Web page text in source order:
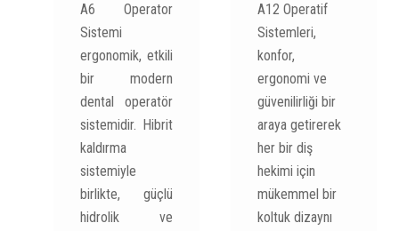
A6 Operator
Sistemi
ergonomik, etkili
bir modern
dental operatör
sistemidir. Hibrit
kaldırma
sistemiyle
birlikte, güçlü
hidrolik ve
A12 Operatif
Sistemleri,
konfor,
ergonomi ve
güvenilirliği bir
araya getirerek
her bir diş
hekimi için
mükemmel bir
koltuk dizaynı